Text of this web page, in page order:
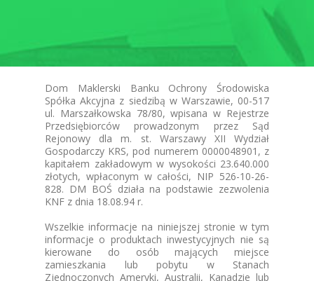
Dom Maklerski Banku Ochrony Środowiska
Spółka Akcyjna z siedzibą w Warszawie, 00-517
ul. Marszałkowska 78/80, wpisana w Rejestrze
Przedsiębiorców prowadzonym przez Sąd
Rejonowy dla m. st. Warszawy XII Wydział
Gospodarczy KRS, pod numerem 0000048901, z
kapitałem zakładowym w wysokości 23.640.000
złotych, wpłaconym w całości, NIP 526-10-26-
828. DM BOŚ działa na podstawie zezwolenia
KNF z dnia 18.08.94 r.
Wszelkie informacje na niniejszej stronie w tym
informacje o produktach inwestycyjnych nie są
kierowane do osób mających miejsce
zamieszkania lub pobytu w Stanach
Zjednoczonych Ameryki, Australii, Kanadzie lub